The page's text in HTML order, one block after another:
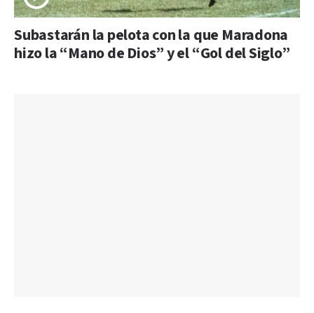
Subastarán la pelota con la que Maradona
hizo la “Mano de Dios” y el “Gol del Siglo”